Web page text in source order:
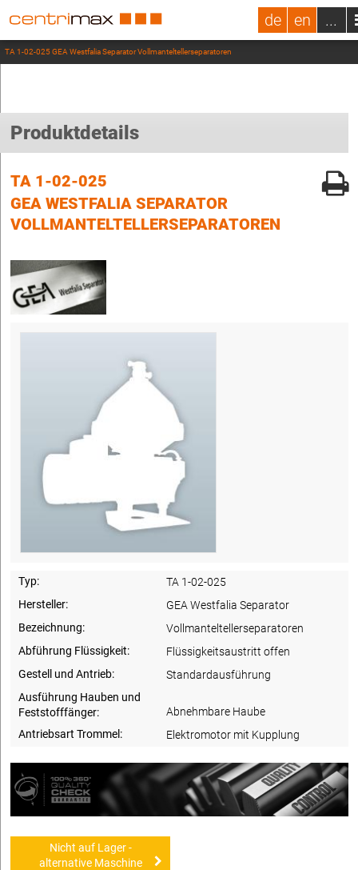
de en ...
TA 1-02-025 GEA Westfalia Separator Vollmanteltellerseparatoren
Produktdetails
TA 1-02-025
GEA WESTFALIA SEPARATOR
VOLLMANTELTELLERSEPARATOREN
Typ:
TA 1-02-025
Hersteller:
GEA Westfalia Separator
Bezeichnung:
Vollmanteltellerseparatoren
Abführung Flüssigkeit:
Flüssigkeitsaustritt offen
Gestell und Antrieb:
Standardausführung
Ausführung Hauben und
Feststofffänger:
Abnehmbare Haube
Antriebsart Trommel:
Elektromotor mit Kupplung
Nicht auf Lager -
alternative Maschine